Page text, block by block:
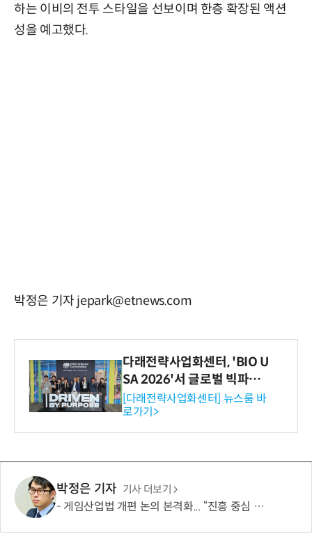
하는 이비의 전투 스타일을 선보이며 한층 확장된 액션
성을 예고했다.
박정은 기자 jepark@etnews.com
다래전략사업화센터, 'BIO U
SA 2026'서 글로벌 빅파마
와의 비즈니스 미팅 지원…K
-바이오 해외 진출 교두보 확
보
[다래전략사업화센터] 뉴스룸 바
로가기>
박정은 기자 기사 더보기
게임산업법 개편 논의 본격화... “진흥 중심 전환 속 세부 보완 필요”